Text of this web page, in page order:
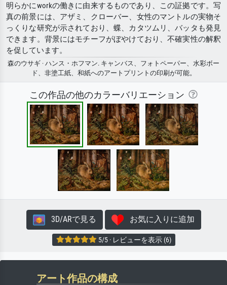
明らかにworkの働きに由来するものであり、この証拠です。写
真の前景には、アザミ、クローバー、女性のマントルの実物そ
っくりな研究が示されており、蝶、カタツムリ、バッタも発見
できます。背景にはモチーフがぼやけており、不確実性の解釈
を促しています。
森のウサギ · ハンス・ホフマン. キャンバス、フォトペーパー、水彩ボー
ド、非塗工紙、和紙へのアートプリントの印刷が可能。
この作品の他のカラーバリエーション
3D/ARで見る お気に入りに追加
5/5 · レビューを表示 (6)
アート作品の構成